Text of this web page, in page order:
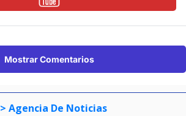
Mostrar Comentarios
> Agencia De Noticias